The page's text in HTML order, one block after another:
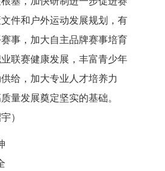
件和户外运动发展规划，有
事，加大自主品牌赛事培育
联赛健康发展，丰富青少年
给，加大专业人才培养力
量发展奠定坚实的基础。
）